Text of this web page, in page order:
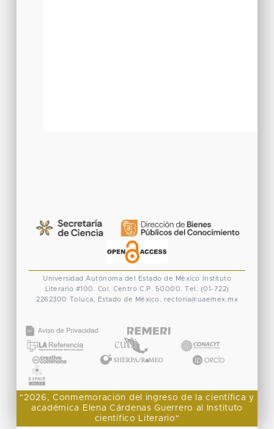
Universidad Autónoma del Estado de México
Instituto
Literario #100. Col. Centro C.P. 50000. Tel. (01-722)
2262300 Toluca, Estado de México. rectoria@uaemex.mx
"2026, Conmemoración del ingreso de la científica y
académica Elena Cárdenas Guerrero al Instituto
científico Literario"